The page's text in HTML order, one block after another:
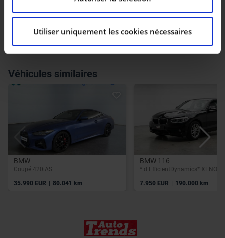
Les cookies nous permettent de personnaliser le
contenu et les annonces, d’offrir des fonctionnalités
relatives aux médias sociaux et d’analyser notre trafic.
Nous partageons également des informations sur
l’utilisation de notre site avec nos partenaires de
combiner celles-ci avec d’autres informations que vous
leur avez fournies ou qu’ils ont collectées lors de votre
utilisation de leurs services.
Utiliser uniquement les cookies nécessaires
Véhicules similaires
BMW
Coupé 420iAS
35.990 EUR | 80.041 km
BMW 116
7.950 EUR | 190.000 km